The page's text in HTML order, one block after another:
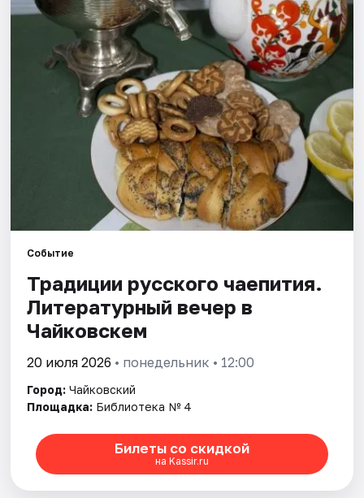
Событие
Традиции русского чаепития.
Литературный вечер в
Чайковскем
20 июля 2026 • понедельник • 12:00
Город: Чайковский
Площадка: Библиотека № 4
Билеты со скидкой
на Kassir.ru